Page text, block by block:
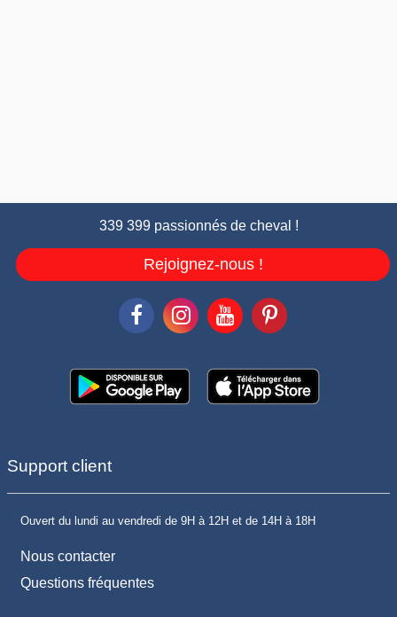
339 399 passionnés de cheval !
Rejoignez-nous !
Support client
Ouvert du lundi au vendredi de 9H à 12H et de 14H à 18H
Nous contacter
Questions fréquentes